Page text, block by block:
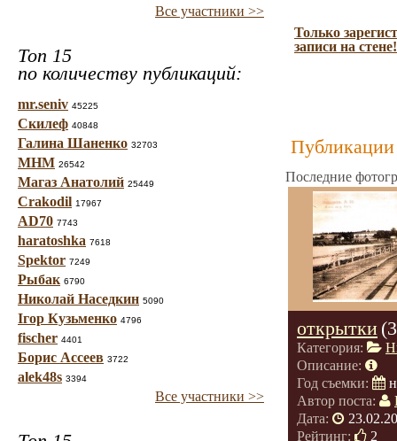
Все участники >>
Топ 15
по количеству публикаций:
mr.seniv 45225
Скилеф 40848
Галина Шаненко 32703
МНМ 26542
Магаз Анатолий 25449
Crakodil 17967
AD70 7743
haratoshka 7618
Spektor 7249
Рыбак 6790
Николай Наседкин 5090
Ігор Кузьменко 4796
fischer 4401
Борис Ассеев 3722
alek48s 3394
Все участники >>
Только
записи на стене!
Публикации
Последние
открытки
Категория:
Описание:
Год съемки:
Автор поста:
Дата:
Рейтинг:
2